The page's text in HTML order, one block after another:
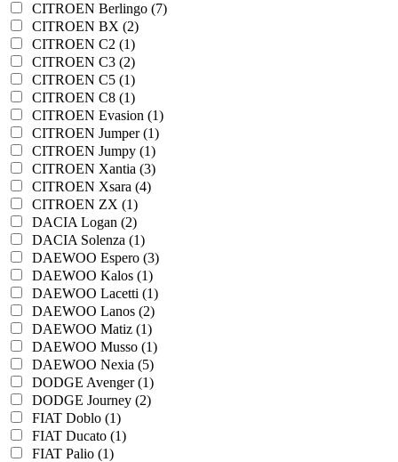
CITROEN Berlingo (7)
CITROEN BX (2)
CITROEN C2 (1)
CITROEN C3 (2)
CITROEN C5 (1)
CITROEN C8 (1)
CITROEN Evasion (1)
CITROEN Jumper (1)
CITROEN Jumpy (1)
CITROEN Xantia (3)
CITROEN Xsara (4)
CITROEN ZX (1)
DACIA Logan (2)
DACIA Solenza (1)
DAEWOO Espero (3)
DAEWOO Kalos (1)
DAEWOO Lacetti (1)
DAEWOO Lanos (2)
DAEWOO Matiz (1)
DAEWOO Musso (1)
DAEWOO Nexia (5)
DODGE Avenger (1)
DODGE Journey (2)
FIAT Doblo (1)
FIAT Ducato (1)
FIAT Palio (1)